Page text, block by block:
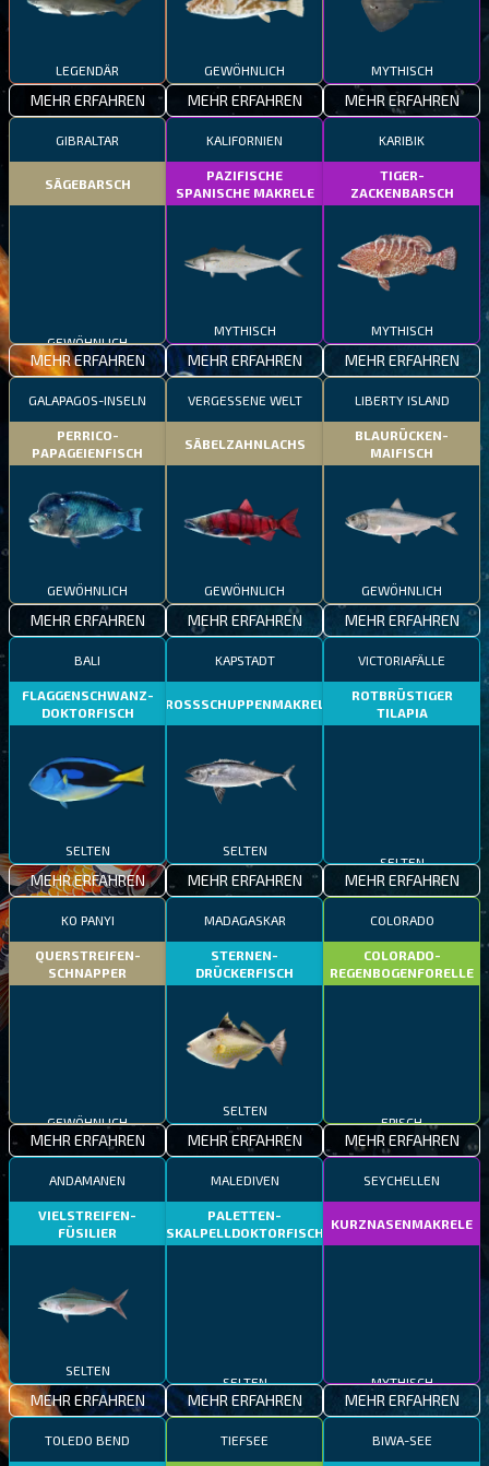
LEGENDÄR
MEHR ERFAHREN
GEWÖHNLICH
MEHR ERFAHREN
MYTHISCH
MEHR ERFAHREN
GIBRALTAR
SÄGEBARSCH
MEHR ERFAHREN
KALIFORNIEN
PAZIFISCHE
SPANISCHE MAKRELE
MYTHISCH
MEHR ERFAHREN
KARIBIK
TIGER-
ZACKENBARSCH
MYTHISCH
MEHR ERFAHREN
GALAPAGOS-INSELN
PERRICO-
PAPAGEIENFISCH
GEWÖHNLICH
MEHR ERFAHREN
VERGESSENE WELT
SÄBELZAHNLACHS
GEWÖHNLICH
MEHR ERFAHREN
LIBERTY ISLAND
BLAURÜCKEN-
MAIFISCH
GEWÖHNLICH
MEHR ERFAHREN
BALI
FLAGGENSCHWANZ-
DOKTORFISCH
SELTEN
MEHR ERFAHREN
KAPSTADT
GROSSSCHUPPENMAKRELE
SELTEN
MEHR ERFAHREN
VICTORIAFÄLLE
ROTBRÜSTIGER
TILAPIA
MEHR ERFAHREN
KO PANYI
QUERSTREIFEN-
SCHNAPPER
MEHR ERFAHREN
MADAGASKAR
STERNEN-
DRÜCKERFISCH
SELTEN
MEHR ERFAHREN
COLORADO
COLORADO-
REGENBOGENFORELLE
MEHR ERFAHREN
ANDAMANEN
VIELSTREIFEN-
FÜSILIER
SELTEN
MEHR ERFAHREN
MALEDIVEN
PALETTEN-
SKALPELLDOKTORFISCH
MEHR ERFAHREN
SEYCHELLEN
KURZNASENMAKRELE
MEHR ERFAHREN
TOLEDO BEND TIEFSEE BIWA-SEE